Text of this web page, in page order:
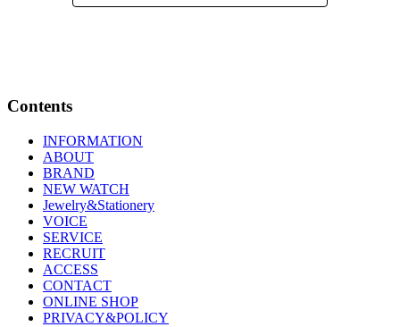
Contents
INFORMATION
ABOUT
BRAND
NEW WATCH
Jewelry&Stationery
VOICE
SERVICE
RECRUIT
ACCESS
CONTACT
ONLINE SHOP
PRIVACY&POLICY